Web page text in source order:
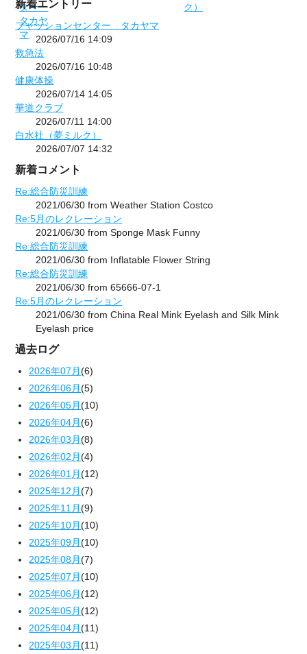
新着エントリー
フャッションセンター タカヤマ
2026/07/16 14:09
救急法
2026/07/16 10:48
健康体操
2026/07/14 14:05
華道クラブ
2026/07/11 14:00
白水社（夢ミルク）
2026/07/07 14:32
新着コメント
Re:総合防災訓練
2021/06/30 from Weather Station Costco
Re:5月のレクレーション
2021/06/30 from Sponge Mask Funny
Re:総合防災訓練
2021/06/30 from Inflatable Flower String
Re:総合防災訓練
2021/06/30 from 65666-07-1
Re:5月のレクレーション
2021/06/30 from China Real Mink Eyelash and Silk Mink
Eyelash price
過去ログ
2026年07月(6)
2026年06月(5)
2026年05月(10)
2026年04月(6)
2026年03月(8)
2026年02月(4)
2026年01月(12)
2025年12月(7)
2025年11月(9)
2025年10月(10)
2025年09月(10)
2025年08月(7)
2025年07月(10)
2025年06月(12)
2025年05月(12)
2025年04月(11)
2025年03月(11)